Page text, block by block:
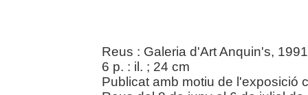
Reus : Galeria d'Art Anquin's, 1991
6 p. : il. ; 24 cm
Publicat amb motiu de l'exposició